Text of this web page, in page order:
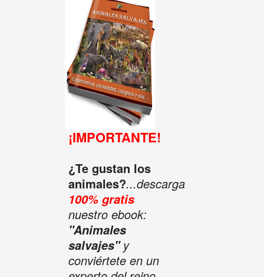
¡IMPORTANTE!
¿Te gustan los
animales?...descarga
100% gratis
nuestro ebook:
"Animales
salvajes"y
conviértete en un